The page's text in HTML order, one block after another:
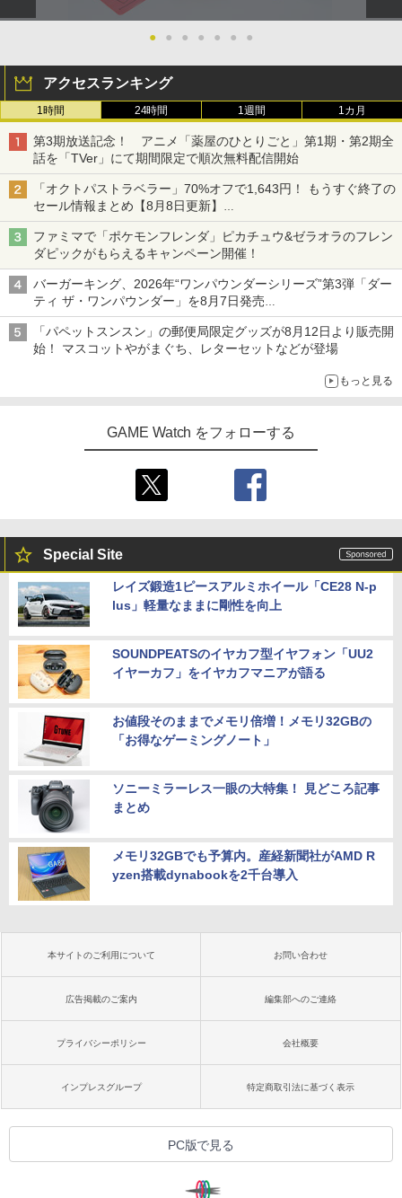
● ● ● ● ● ● ●
アクセスランキング
1時間 24時間 1週間 1カ月
第3期放送記念！ アニメ「薬屋のひとりごと」第1期・第2期全
話を「TVer」にて期間限定で順次無料配信開始
「オクトパストラベラー」70%オフで1,643円！ もうすぐ終了の
セール情報まとめ【8月8日更新】
ニンテンドーeショップでは「大神 絶景版」が67%オフで990円
ファミマで「ポケモンフレンダ」ピカチュウ&ゼラオラのフレン
ダピックがもらえるキャンペーン開催！
バーガーキング、2026年“ワンパウンダーシリーズ”第3弾「ダー
ティ ザ・ワンパウンダー」を8月7日発売
「特製ガーリックマヨソース」を使用した超大型チーズバーガー
「パペットスンスン」の郵便局限定グッズが8月12日より販売開
始！ マスコットやがまぐち、レターセットなどが登場
もっと見る
GAME Watch をフォローする
Special Site
レイズ鍛造1ピースアルミホイール「CE28 N-p
lus」軽量なままに剛性を向上
SOUNDPEATSのイヤカフ型イヤフォン「UU2
イヤーカフ」をイヤカフマニアが語る
お値段そのままでメモリ倍増！メモリ32GBの
「お得なゲーミングノート」
ソニーミラーレス一眼の大特集！ 見どころ記事
まとめ
メモリ32GBでも予算内。産経新聞社がAMD R
yzen搭載dynabookを2千台導入
本サイトのご利用について お問い合わせ
広告掲載のご案内 編集部へのご連絡
プライバシーポリシー 会社概要
インプレスグループ 特定商取引法に基づく表示
PC版で見る